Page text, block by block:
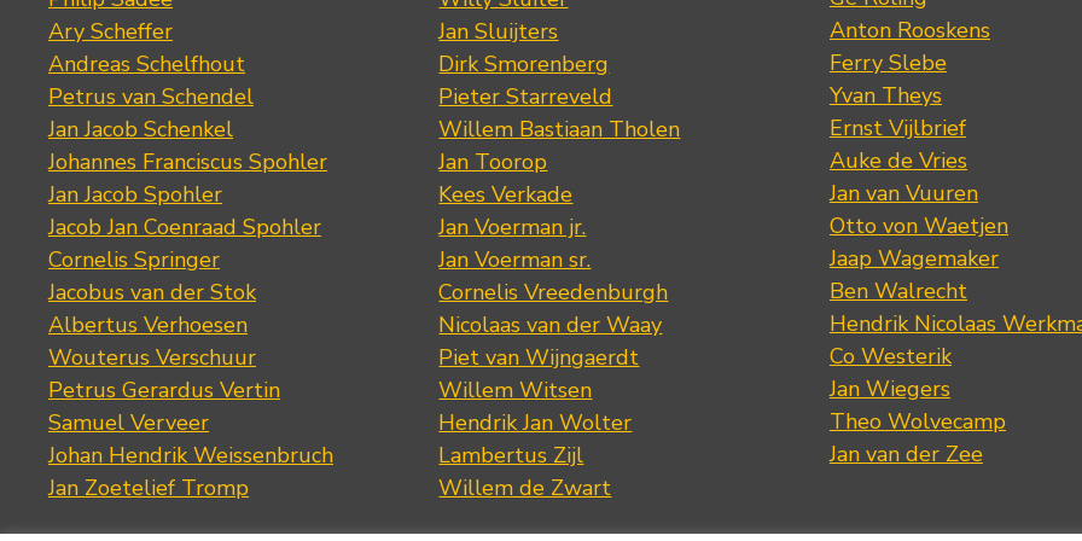
Ary Scheffer
Andreas Schelfhout
Petrus van Schendel
Jan Jacob Schenkel
Johannes Franciscus Spohler
Jan Jacob Spohler
Jacob Jan Coenraad Spohler
Cornelis Springer
Jacobus van der Stok
Albertus Verhoesen
Wouterus Verschuur
Petrus Gerardus Vertin
Samuel Verveer
Johan Hendrik Weissenbruch
Jan Zoetelief Tromp
Jan Sluijters
Dirk Smorenberg
Pieter Starreveld
Willem Bastiaan Tholen
Jan Toorop
Kees Verkade
Jan Voerman jr.
Jan Voerman sr.
Cornelis Vreedenburgh
Nicolaas van der Waay
Piet van Wijngaerdt
Willem Witsen
Hendrik Jan Wolter
Lambertus Zijl
Willem de Zwart
Anton Rooskens
Ferry Slebe
Yvan Theys
Ernst Vijlbrief
Auke de Vries
Jan van Vuuren
Otto von Waetjen
Jaap Wagemaker
Ben Walrecht
Hendrik Nicolaas
Co Westerik
Jan Wiegers
Theo Wolvecamp
Jan van der Zee